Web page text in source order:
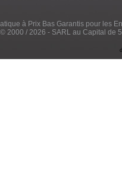
à Prix Bas Garantis pour les
© 2000 / 2026 - SARL au Capital de